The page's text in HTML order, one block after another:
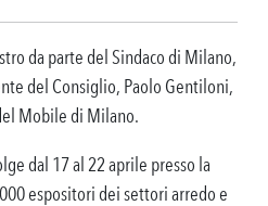
da parte del Sindaco di Milano,
del Consiglio, Paolo Gentiloni,
Mobile di Milano.
dal 17 al 22 aprile presso la
espositori dei settori arredo e